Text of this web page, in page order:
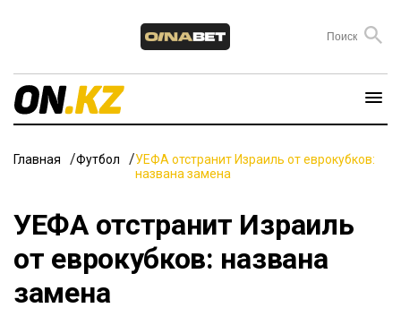
Главная Футбол
УЕФА отстранит Израиль от еврокубков:
названа замена
УЕФА отстранит Израиль
от еврокубков: названа
замена